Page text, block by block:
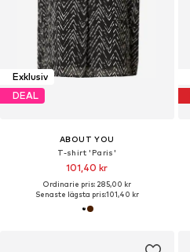
Exklusiv
DEAL
ABOUT YOU
T-shirt 'Paris'
101,40 kr
Ordinarie pris: 285,00 kr
Senaste lägsta pris:101,40 kr